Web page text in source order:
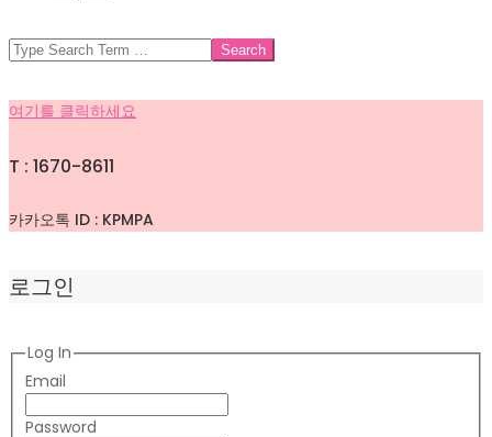
SEARCH
여기를 클릭하세요
T : 1670-8611
카카오톡 ID : KPMPA
로그인
Log In
Email
Password